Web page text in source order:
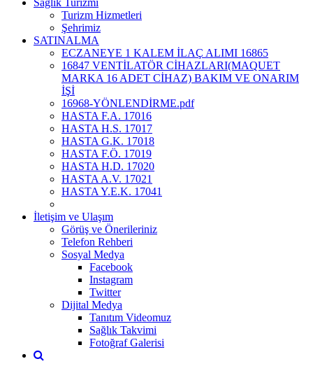
Turizm Hizmetleri
Şehrimiz
SATINALMA
ECZANEYE 1 KALEM İLAÇ ALIMI 16865
16847 VENTİLATÖR CİHAZLARI(MAQUET
MARKA 16 ADET CİHAZ) BAKIM VE ONARIM
İŞİ
16968-YÖNLENDİRME.pdf
HASTA F.A. 17016
HASTA H.S. 17017
HASTA G.K. 17018
HASTA F.Ö. 17019
HASTA H.D. 17020
HASTA A.V. 17021
HASTA Y.E.K. 17041
İletişim ve Ulaşım
Görüş ve Önerileriniz
Telefon Rehberi
Sosyal Medya
Facebook
Instagram
Twitter
Dijital Medya
Tanıtım Videomuz
Sağlık Takvimi
Fotoğraf Galerisi